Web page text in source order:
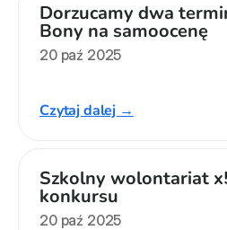
Dorzucamy dwa
Bony na samoocenę
20 paź 2025
Czytaj dalej →
Szkolny wolontariat
konkursu
20 paź 2025